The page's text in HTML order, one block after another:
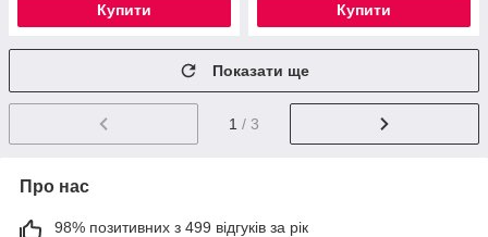
Купити Купити
Показати ще
1 / 3
Про нас
98% позитивних з 499 відгуків за рік